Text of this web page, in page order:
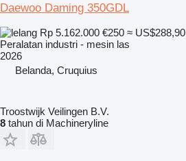
Daewoo Daming 350GDL
Rp 5.162.000 €250 ≈ US$288,90
Peralatan industri - mesin las
2026
Belanda, Cruquius
Troostwijk Veilingen B.V.
8 tahun di Machineryline